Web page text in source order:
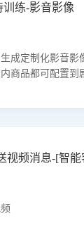
练-影音影像
成定制化影音影
商品都可配置到
音影像类目剧本
视频消息-[智